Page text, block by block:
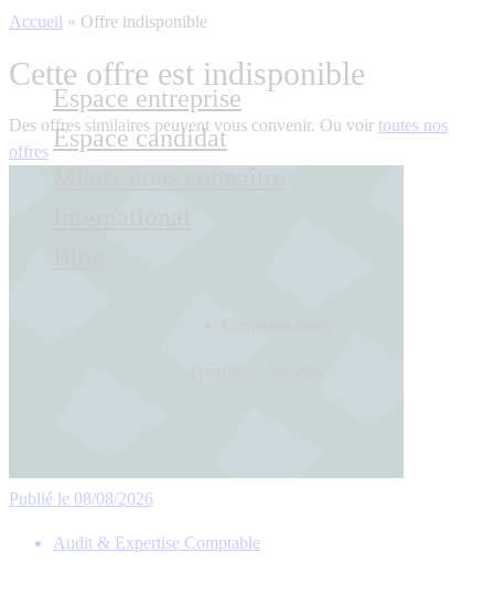
Espace entreprise
Espace candidat
Accueil » Offre indisponible
Cette offre est indisponible
Des offres similaires peuvent vous convenir. Ou voir toutes nos
offres
Publié le 08/08/2026
Audit & Expertise Comptable